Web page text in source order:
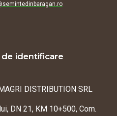
de identificare
DISTRIBUTION SRL
DN 21, KM 10+500, Com.